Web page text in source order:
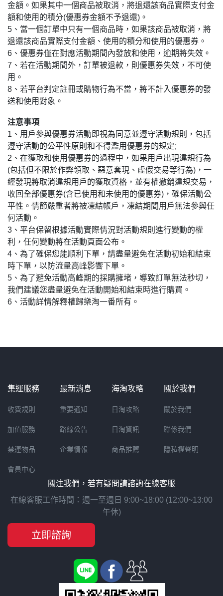
金額。如果其中一個商品被取消，將退還該商品實際支付金
額和使用的積分(優惠券金額不予退還)。
5、當一個訂單中只有一個商品時，如果該商品被取消，將
退還該商品實際支付金額、使用的積分和使用的優惠券。
6、優惠券僅在對應活動期間內發放和使用，逾期將失效。
7、若在活動期間外，訂單被退款，則優惠券失效，不可使
用。
8、若平台判定註冊或購物行為不當，將不計入優惠券的發
送和使用對象。
注意事項
1、用戶參與優惠券活動即視為同意並遵守活動規則，包括
遵守活動的公平性原則和不得濫用優惠券的規定;
2、在獲取和使用優惠券的過程中，如果用戶出現違規行為
(包括但不限於作弊領取、惡意套現、虛假交易等行為)，一
經發現將取消違規用戶的獲取資格，並有權撤銷違規交易，
收回全部優惠券(含已使用和未使用的優惠券)，確保活動公
平性。情節嚴重者將被凍結帳戶，凍結期間用戶無法參與任
何活動。
3、平台保留根據活動實際情況對活動規則進行變動的權
利，任何變動將在活動頁面公布。
4、為了確保您能順利下單，請盡量避免在活動初始和結束
時下單，以防流量高峰影響下單。
5、為了避免活動高峰期的採購擁堵，導致訂單無法秒切，
我們建議您盡量避免在活動開始和結束時進行購買。
6、活動詳情解釋權歸樂淘一番所有。
集運服務
收費規則
加值服務
禁運物品
會員中心
最新消息
重要通知
路線公告
企業情報
海淘攻略
日淘攻略
日淘資訊
商品推薦
關於我們
關於我們
聯係我們
隱私權聲明
關注我們，若有疑問請諮詢在線客服
在線客服工作時間：週一至週日 9:00~18:00 (12:00~13:00
午休)
立即諮詢